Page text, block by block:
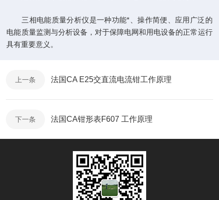
三相电能质量分析仪是一种功能*、操作简便、应用广泛的
电能质量监测与分析设备，对于保障电网和用电设备的正常运行
具有重要意义。
上一条 法国CA E25交直流电流钳工作原理
下一条 法国CA钳形表F607 工作原理